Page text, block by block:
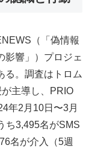
（「偽情報
影響」）プロジェ
る。調査はトロム
主導し、PRIO
年2月10日〜3月
ち3,495名がSMS
名が介入（5週